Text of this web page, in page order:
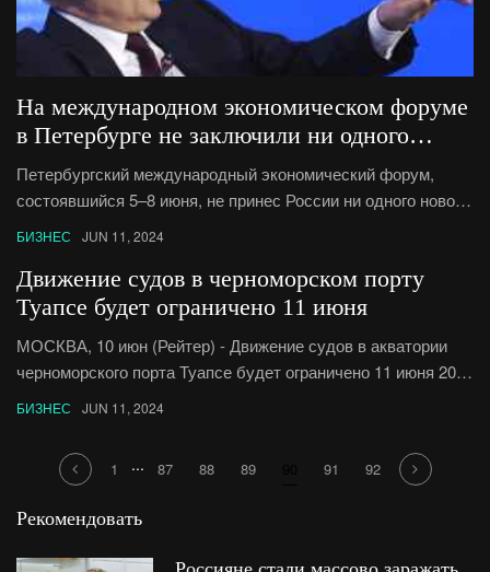
На международном экономическом форуме
в Петербурге не заключили ни одного
крупного контракта с иностранцами
Петербургский международный экономический форум,
состоявшийся 5–8 июня, не принес России ни одного нового
в Санкт-Петербурге, было заключено в общей сложности
1073 соглашения на общую сумму 6,492 трлн рублей,
занимается организацией ПМЭФ.На долю иностранных
компаний пришлось лишь 55 соглашений, или 5%
от их общего числа.
БИЗНЕС JUN 11, 2024
Движение судов в черноморском порту
Туапсе будет ограничено 11 июня
МОСКВА, 10 июн (Рейтер) - Движение судов в акватории
черноморского порта Туапсе будет ограничено 11 июня 2024
БИЗНЕС JUN 11, 2024
1 ... 87 88 89 91 92
Рекомендовать